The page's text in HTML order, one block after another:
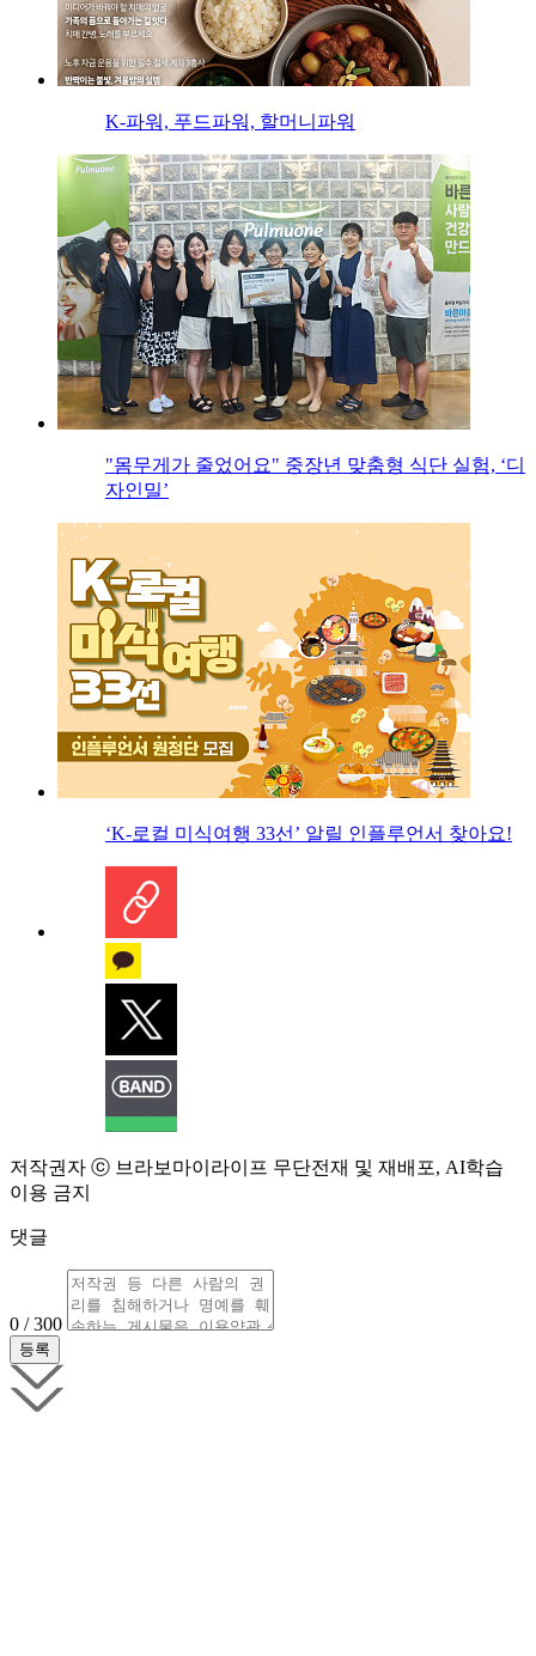
K-파워, 푸드파워, 할머니파워
"몸무게가 줄었어요" 중장년 맞춤형 식단 실험, ‘디
자인밀’
‘K-로컬 미식여행 33선’ 알릴 인플루언서 찾아요!
저작권자 ⓒ 브라보마이라이프 무단전재 및 재배포, AI학습
이용 금지
댓글
0 / 300